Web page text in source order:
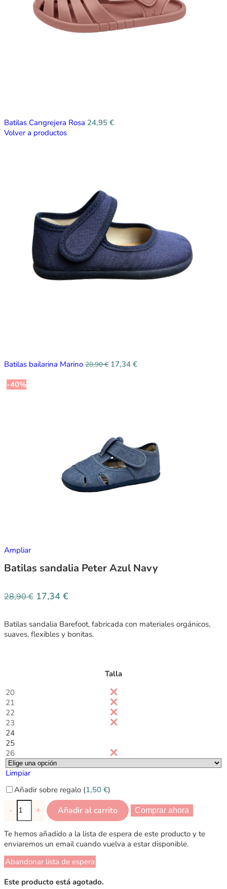
Batilas Cangrejera Rosa 24,95 €
Volver a productos
Batilas bailarina Marino 28,90€ 17,34 €
-40%
Ampliar
Batilas sandalia Peter Azul Navy
28,90€ 17,34 €
Batilas sandalia Barefoot, fabricada con materiales orgánicos,
suaves, flexibles y bonitas.
Talla
20
21
22
23
24
25
26
Limpiar
Añadir sobre regalo (1,50 €)
- + Añadir al carrito Comprar ahora
Te hemos añadido a la lista de espera de este producto y te
enviaremos un email cuando vuelva a estar disponible.
Abandonar lista de espera
Este producto está agotado.